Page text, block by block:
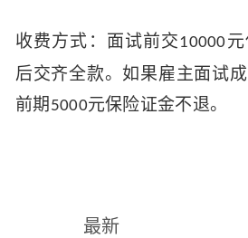
收费方式：面试前交10000
后交齐全款。如果雇主面试
前期 5000元保险证金不退。
最新